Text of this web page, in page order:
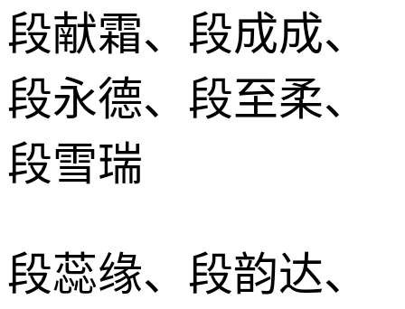
段献霜、段成成、
段永德、段至柔、
段雪瑞
段蕊缘、段韵达、